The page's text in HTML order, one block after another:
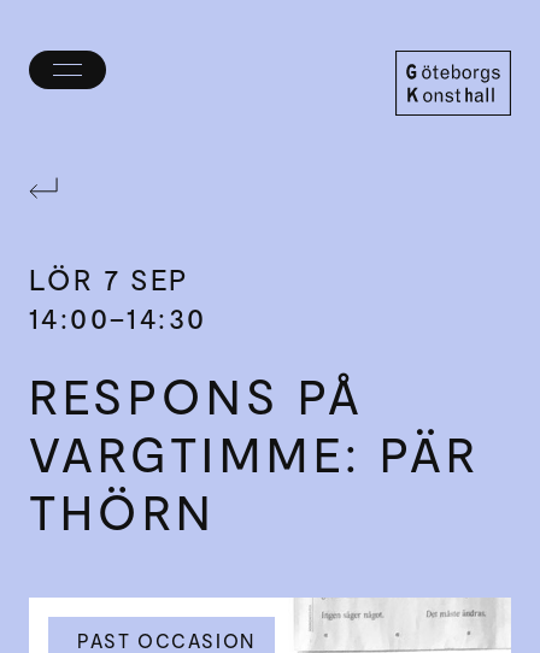
Öppna/stäng
LÖR 7 SEP
14:00–14:30
RESPONS PÅ
VARGTIMME: PÄR
THÖRN
PAST OCCASION